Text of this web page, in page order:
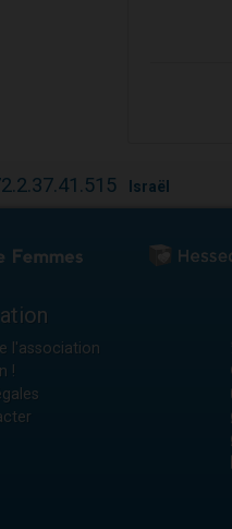
Israël
l'association
!